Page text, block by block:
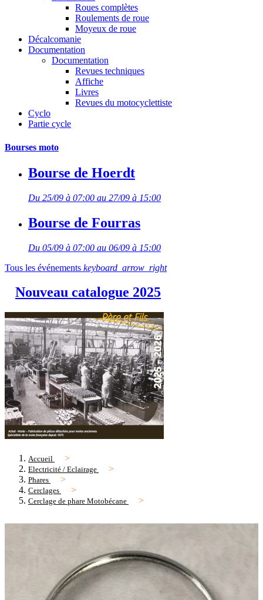
Roues complètes
Roulements de roue
Moyeux de roue
Décalcomanie
Documentation
Documentation
Revues techniques
Affiche
Livres
Revues du motocyclettiste
Cyclo
Partie cycle
Bourses moto
Bourse de Hoerdt
Du 25/09 à 07:00 au 27/09 à 15:00
Bourse de Fourras
Du 05/09 à 07:00 au 06/09 à 15:00
Tous les événements keyboard_arrow_right
Nouveau catalogue 2025
Accueil
Electricité / Eclairage
Phares
Cerclages
Cerclage de phare Motobécane